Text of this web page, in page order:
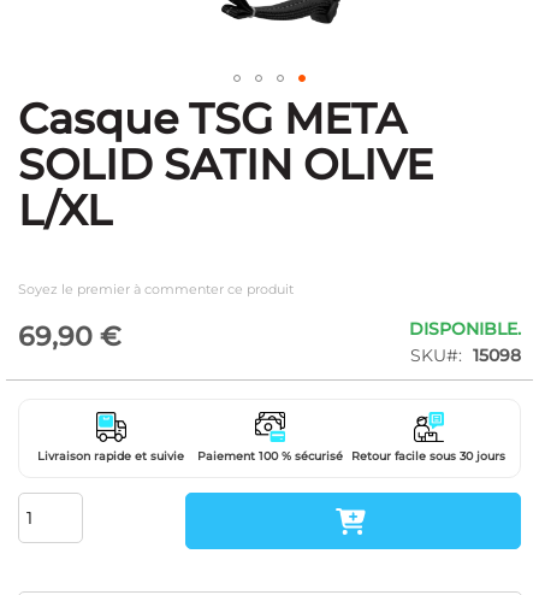
Skip
to
the
beginning
the
Casque TSG META
SOLID SATIN OLIVE
L/XL
Soyez le premier à commenter ce produit
69,90 €
DISPONIBLE.
SKU
15098
Livraison rapide et suivie Paiement 100 % sécurisé Retour facile sous 30 jours